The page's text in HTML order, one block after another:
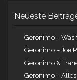
Neueste
Geronimo – Was
Geronimo – Joe
Geronimo &
Geronimo – Alles